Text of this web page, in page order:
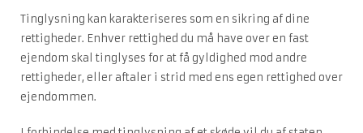
Tinglysning kan karakteriseres som en sikring af dine
rettigheder. Enhver rettighed du må have over en fast
ejendom skal tinglyses for at få gyldighed mod andre
rettigheder, eller aftaler i strid med ens egen rettighed over
ejendommen.